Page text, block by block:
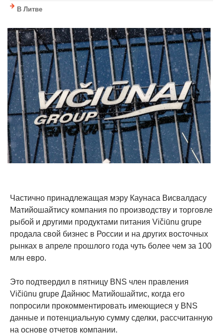
В Литве
Частично принадлежащая мэру Каунаса Висвалдасу
Матийошайтису компания по производству и торговле
рыбой и другими продуктами питания Vičiūnu grupe
продала свой бизнес в России и на других восточных
рынках в апреле прошлого года чуть более чем за 100
млн евро.
Это подтвердил в пятницу BNS член правления
Vičiūnu grupe Дайнюс Матийошайтис, когда его
попросили прокомментировать имеющиеся у BNS
данные и потенциальную сумму сделки, рассчитанную
на основе отчетов компании.